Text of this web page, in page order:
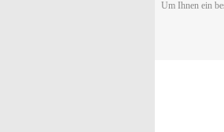
Um Ihnen ein